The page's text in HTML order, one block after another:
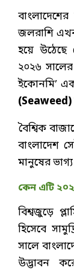
জলরাশি
হয়ে উঠেছে
২০২৬ সালের
ইকোনমি’
(Seaweed)
বৈশ্বিক
বাংলাদেশ
মানুষের
কেন এটি
বিশ্বজুড়ে
হিসেবে
সালে
উদ্ভাবন